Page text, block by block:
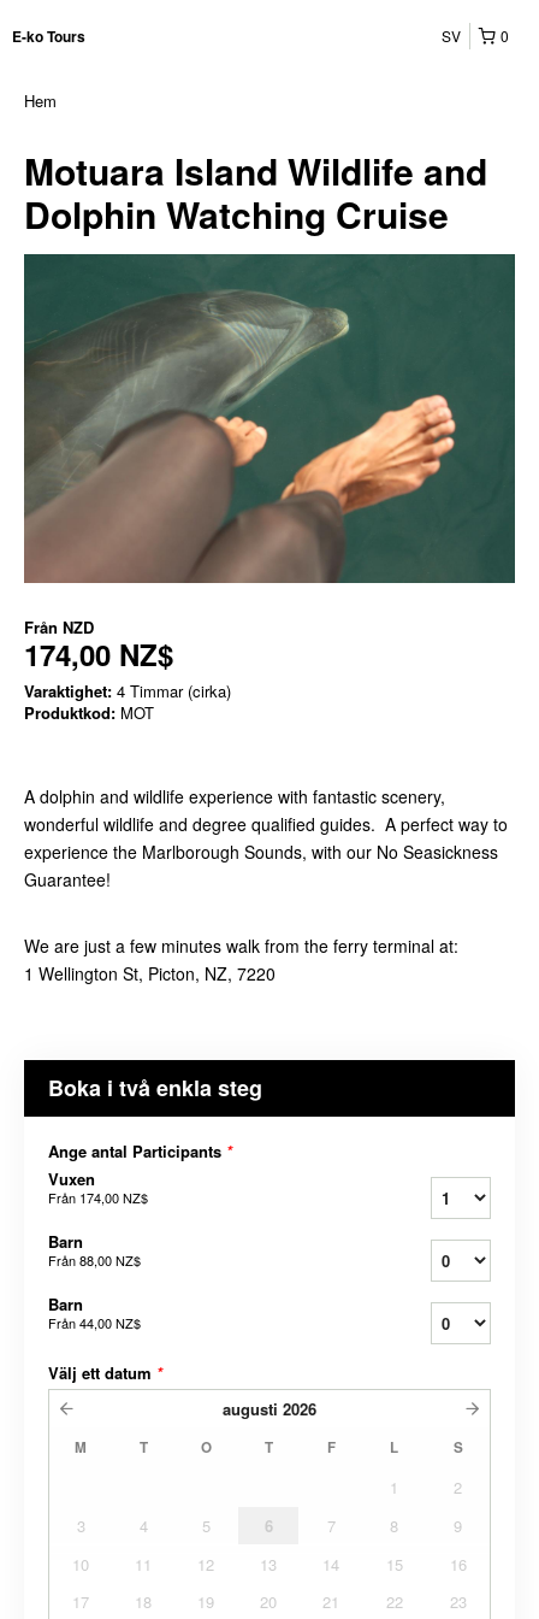
E-ko Tours 0
SV
Hem
Motuara Island Wildlife and
Dolphin Watching Cruise
Från NZD
174,00 NZ$
Varaktighet: 4 Timmar (cirka)
Produktkod: MOT
A dolphin and wildlife experience with fantastic scenery,
wonderful wildlife and degree qualified guides. A perfect way to
experience the Marlborough Sounds, with our No Seasickness
Guarantee!
We are just a few minutes walk from the ferry terminal at:
1 Wellington St, Picton, NZ, 7220
Boka i två enkla steg
Ange antal Participants *
Vuxen
Från 174,00 NZ$
Barn
Från88,00 NZ$
Barn
Från44,00 NZ$
Välj ett datum *
augusti 2026
M T O T F L S
1
2
3
4 5 6 7 8
9
10
11 12 13 14 15
16
17
18 19 20 21 22 23